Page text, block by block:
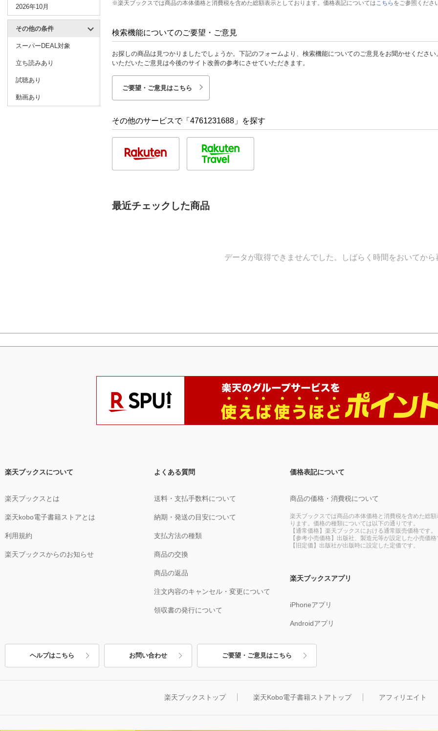
2026年10月
その他の条件
スーパーDEAL対象
立ち読みあり
試聴あり
動画あり
※楽天ブックスでは商品の本体価格と消費税を含めた総額表示としております。価格表記については こちら をご参照くださ
検索機能についてのご要望・ご意見
お探しの商品は見つかりましたでしょうか。下記のフォームより、検索機能についてのご意見をお聞かせください
いただいたご意見は今後のサイト改善の参考にさせていただきます。
ご要望・ご意見はこちら
その他のサービスで「4761231688」を探す
最近チェックした商品
データが取得できませんでした。しばらく時間をおいてから
楽天ブックスについて
楽天ブックスとは
楽天kobo電子書籍ストアとは
利用規約
楽天ブックスからのお知らせ
よくある質問
送料・支払手数料について
納期・発送の目安について
支払方法の種類
商品の交換
商品の返品
注文内容のキャンセル・変更について
領収書の発行について
価格表記について
商品の価格・消費税について
楽天ブックスでは商品の本体価格と消費税を含めた総額
ります。価格の種類については以下の通りです。
【通常価格】楽天ブックスにおける通常販売価格です。
【参考小売価格】出版社、製造元等が設定した小売価格
【旧定価】出版社が出版時に設定した定価です。
楽天ブックスアプリ
iPhoneアプリ
Androidアプリ
ヘルプはこちら お問い合わせ ご要望・ご意見はこちら
楽天ブックストップ 楽天Kobo電子書籍ストアトップ アフィリエイト